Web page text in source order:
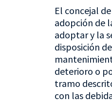
El concejal
adopción de
adoptar y la
disposición
deterioro o
tramo
con las